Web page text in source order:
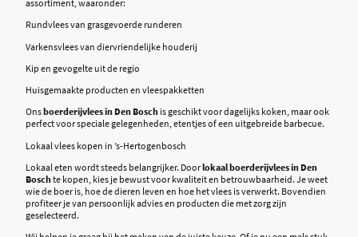
assortiment, waaronder:
Rundvlees van grasgevoerde runderen
Varkensvlees van diervriendelijke houderij
Kip en gevogelte uit de regio
Huisgemaakte producten en vleespakketten
Onsboerderijvlees in Den Bosch is geschikt voor dagelijks koken, maar ook
perfect voor speciale gelegenheden, etentjes of een uitgebreide barbecue.
Lokaal vlees kopen in ’s-Hertogenbosch
Lokaal eten wordt steeds belangrijker. Doorlokaal boerderijvlees in Den
Boschte kopen, kies je bewust voor kwaliteit en betrouwbaarheid. Je weet
wie de boer is, hoe de dieren leven en hoe het vlees is verwerkt. Bovendien
profiteer je van persoonlijk advies en producten die met zorg zijn
geselecteerd.